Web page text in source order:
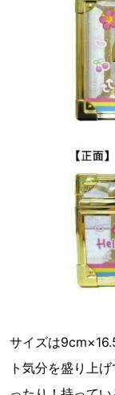
サイズは
ト気分を盛り上